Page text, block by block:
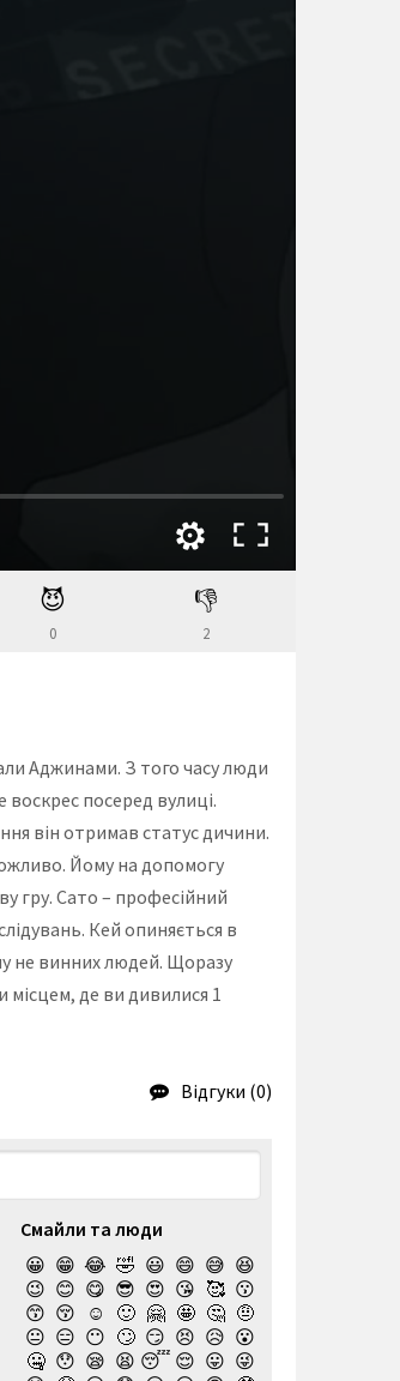
😈
0
👎
2
Аджинами. З того часу люди
посеред вулиці.
він отримав статус дичини.
Йому на допомогу
гру. Сато – професійний
Кей опиняється в
не винних людей. Щоразу
місцем, де ви дивилися 1
Відгуки (0)
Смайли та люди
😀 😁 😂 🤣 😃 😄 😅 😆
😉 😊 😋 😎 😍 😘 🥰 😗
😙 😚 ☺️ 🙂 🤗 🤩 🤔 🤨
😐 😑 😶 🙄 😏 😣 😥 😮
🤐 😯 😪 😫 😴 😌 😛 😜